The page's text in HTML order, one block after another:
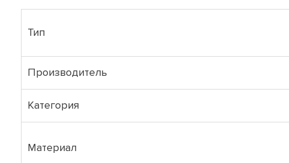
Тип
Производитель
Категория
Материал